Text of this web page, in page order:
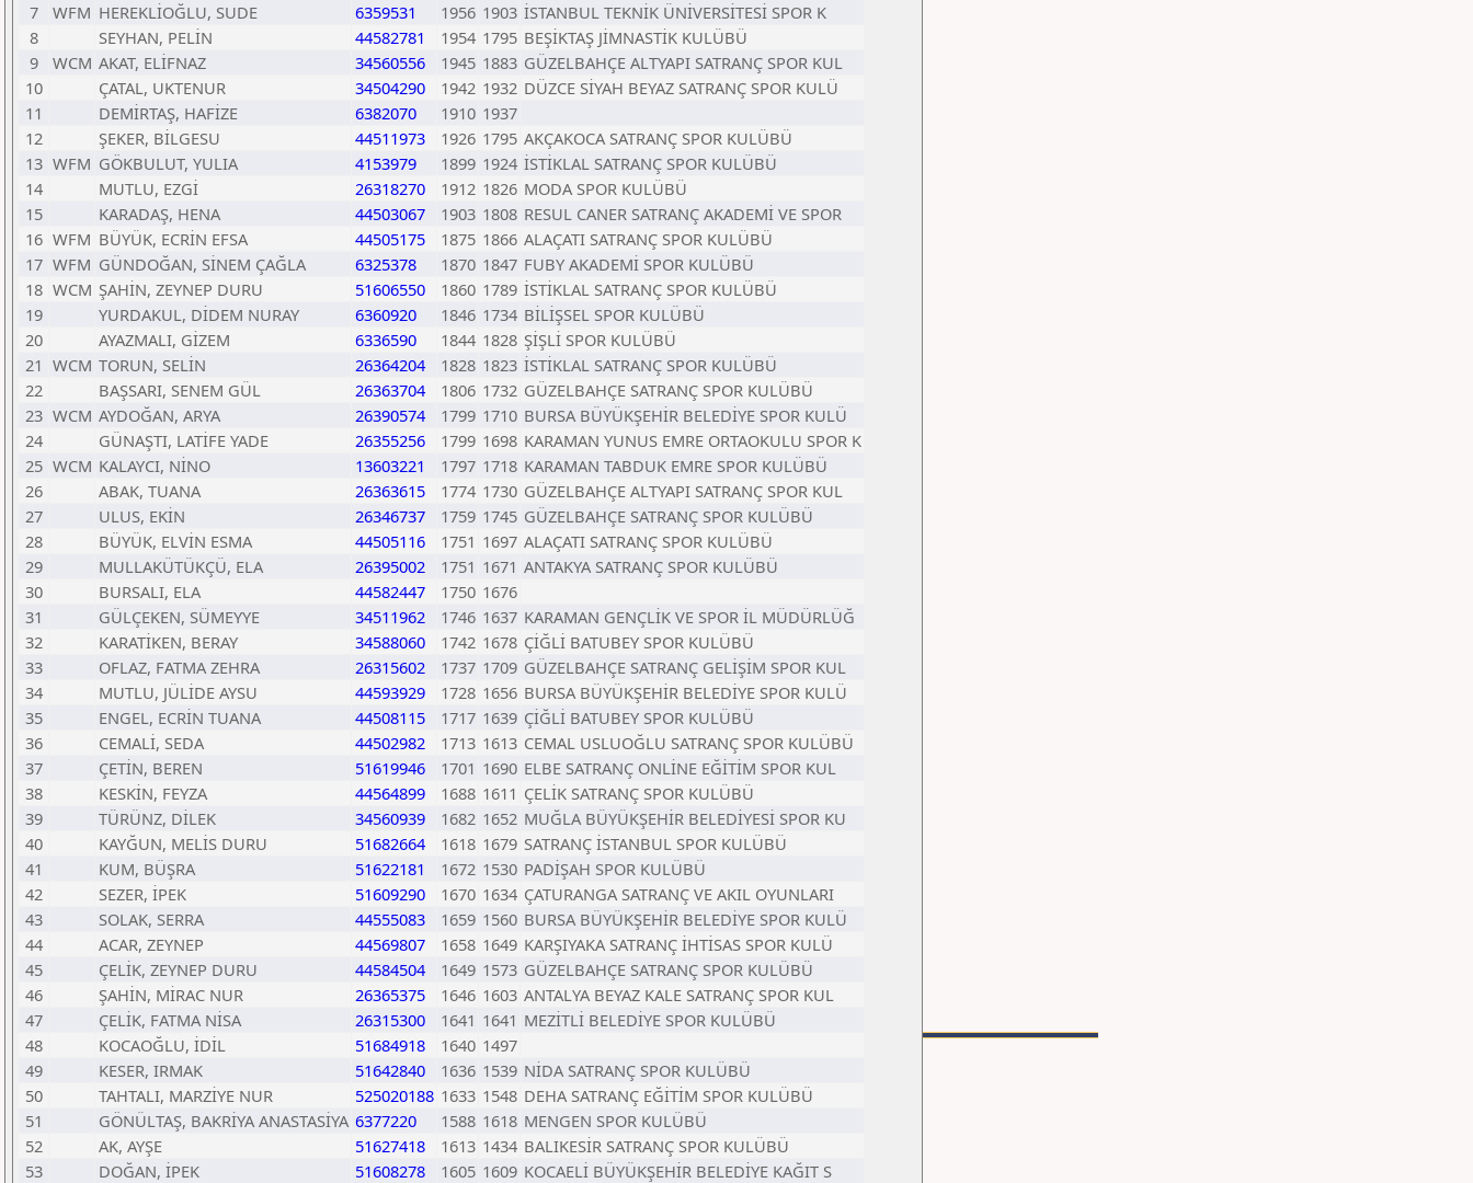
7
WFM HEREKLİOĞLU, SUDE 6359531 1956 1903 İSTANBUL TEKNİK ÜNİVERSİTESİ SPOR K
8
SEYHAN, PELİN 44582781 1954 1795 BEŞİKTAŞ JİMNASTİK KULÜBÜ
9
WCM AKAT, ELİFNAZ 34560556 1945 1883 GÜZELBAHÇE ALTYAPI SATRANÇ SPOR KUL
10
ÇATAL, UKTENUR 34504290 1942 1932 DÜZCE SİYAH BEYAZ SATRANÇ SPOR KULÜ
11
DEMİRTAŞ, HAFİZE 6382070 1910 1937
12
ŞEKER, BİLGESU 44511973 1926 1795 AKÇAKOCA SATRANÇ SPOR KULÜBÜ
13 WFM GÖKBULUT, YULIA 4153979 1899 1924 İSTİKLAL SATRANÇ SPOR KULÜBÜ
14
MUTLU, EZGİ 26318270 1912 1826 MODA SPOR KULÜBÜ
15
KARADAŞ, HENA 44503067 1903 1808 RESUL CANER SATRANÇ AKADEMİ VE SPOR
16 WFM BÜYÜK, ECRİN EFSA 44505175 1875 1866 ALAÇATI SATRANÇ SPOR KULÜBÜ
17 WFM GÜNDOĞAN, SİNEM ÇAĞLA 6325378 1870 1847 FUBY AKADEMİ SPOR KULÜBÜ
18 WCM ŞAHİN, ZEYNEP DURU 51606550 1860 1789 İSTİKLAL SATRANÇ SPOR KULÜBÜ
19
YURDAKUL, DİDEM NURAY 6360920 1846 1734 BİLİŞSEL SPOR KULÜBÜ
20
AYAZMALI, GİZEM 6336590 1844 1828 ŞİŞLİ SPOR KULÜBÜ
21 WCM TORUN, SELİN 26364204 1828 1823 İSTİKLAL SATRANÇ SPOR KULÜBÜ
22
BAŞSARI, SENEM GÜL 26363704 1806 1732 GÜZELBAHÇE SATRANÇ SPOR KULÜBÜ
23 WCM AYDOĞAN, ARYA 26390574 1799 1710 BURSA BÜYÜKŞEHİR BELEDİYE SPOR KULÜ
24
GÜNAŞTI, LATİFE YADE 26355256 1799 1698 KARAMAN YUNUS EMRE ORTAOKULU SPOR K
25 WCM KALAYCI, NİNO 13603221 1797 1718 KARAMAN TABDUK EMRE SPOR KULÜBÜ
26
ABAK, TUANA 26363615 1774 1730 GÜZELBAHÇE ALTYAPI SATRANÇ SPOR KUL
27
ULUS, EKİN 26346737 1759 1745 GÜZELBAHÇE SATRANÇ SPOR KULÜBÜ
28
BÜYÜK, ELVİN ESMA 44505116 1751 1697 ALAÇATI SATRANÇ SPOR KULÜBÜ
29
MULLAKÜTÜKÇÜ, ELA 26395002 1751 1671 ANTAKYA SATRANÇ SPOR KULÜBÜ
30
BURSALI, ELA 44582447 1750 1676
31
GÜLÇEKEN, SÜMEYYE 34511962 1746 1637 KARAMAN GENÇLİK VE SPOR İL MÜDÜRLÜĞ
32
KARATİKEN, BERAY 34588060 1742 1678 ÇİĞLİ BATUBEY SPOR KULÜBÜ
33
OFLAZ, FATMA ZEHRA 26315602 1737 1709 GÜZELBAHÇE SATRANÇ GELİŞİM SPOR KUL
34
MUTLU, JÜLİDE AYSU 44593929 1728 1656 BURSA BÜYÜKŞEHİR BELEDİYE SPOR KULÜ
35
ENGEL, ECRİN TUANA 44508115 1717 1639 ÇİĞLİ BATUBEY SPOR KULÜBÜ
36
CEMALİ, SEDA 44502982 1713 1613 CEMAL USLUOĞLU SATRANÇ SPOR KULÜBÜ
37
ÇETİN, BEREN 51619946 1701 1690 ELBE SATRANÇ ONLİNE EĞİTİM SPOR KUL
38
KESKİN, FEYZA 44564899 1688 1611 ÇELİK SATRANÇ SPOR KULÜBÜ
39
TÜRÜNZ, DİLEK 34560939 1682 1652 MUĞLA BÜYÜKŞEHİR BELEDİYESİ SPOR KU
40
KAYĞUN, MELİS DURU 51682664 1618 1679 SATRANÇ İSTANBUL SPOR KULÜBÜ
41
KUM, BÜŞRA 51622181 1672 1530 PADİŞAH SPOR KULÜBÜ
42
SEZER, İPEK 51609290 1670 1634 ÇATURANGA SATRANÇ VE AKIL OYUNLARI
43
SOLAK, SERRA 44555083 1659 1560 BURSA BÜYÜKŞEHİR BELEDİYE SPOR KULÜ
44
ACAR, ZEYNEP 44569807 1658 1649 KARŞIYAKA SATRANÇ İHTİSAS SPOR KULÜ
45
ÇELİK, ZEYNEP DURU 44584504 1649 1573 GÜZELBAHÇE SATRANÇ SPOR KULÜBÜ
46
ŞAHİN, MİRAC NUR 26365375 1646 1603 ANTALYA BEYAZ KALE SATRANÇ SPOR KUL
47
ÇELİK, FATMA NİSA 26315300 1641 1641 MEZİTLİ BELEDİYE SPOR KULÜBÜ
48
KOCAOĞLU, İDİL 51684918 1640 1497
49
KESER, IRMAK 51642840 1636 1539 NİDA SATRANÇ SPOR KULÜBÜ
50
TAHTALI, MARZİYE NUR 525020188 1633 1548 DEHA SATRANÇ EĞİTİM SPOR KULÜBÜ
51
GÖNÜLTAŞ, BAKRİYA ANASTASİYA 6377220 1588 1618 MENGEN SPOR KULÜBÜ
52
AK, AYŞE 51627418 1613 1434 BALIKESİR SATRANÇ SPOR KULÜBÜ
53
DOĞAN, İPEK 51608278 1605 1609 KOCAELİ BÜYÜKŞEHİR BELEDİYE KAĞIT S